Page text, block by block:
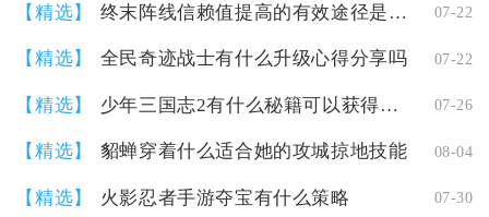
【精选】 终末阵线信赖值提高的有效途径是哪些 07-22
【精选】 全民奇迹战士有什么升级心得分享吗 07-22
【精选】 少年三国志2有什么秘籍可以获得陆逊吗 07-26
【精选】 貂蝉穿着什么适合她的攻城掠地技能 08-04
【精选】 火影忍者手游夺宝有什么策略 07-30